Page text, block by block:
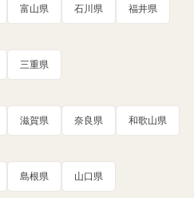
富山県 石川県 福井県
三重県
滋賀県 奈良県 和歌山県
島根県 山口県